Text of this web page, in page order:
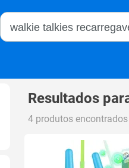
Buscar no Magalu
Resultados
4 produtos encontrados